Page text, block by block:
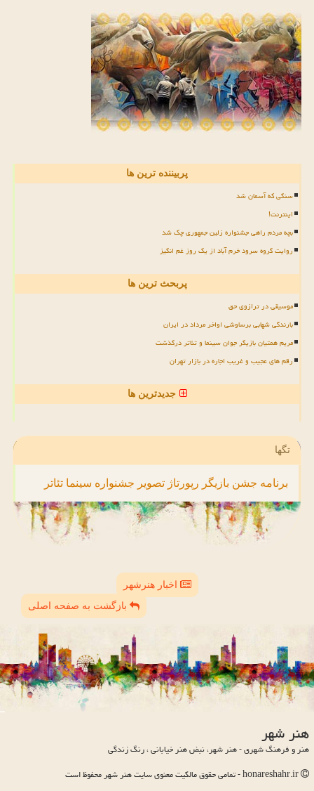
پربیننده ترین ها
سنگی که آسمان شد
اینترنت!
بچه مردم راهی جشنواره زلین جمهوری چک شد
روایت گروه سرود خرم آباد از یک روز غم انگیز
پربحث ترین ها
موسیقی در ترازوی حق
بارندگی شهابی برساوشی اواخر مرداد در ایران
مریم همتیان بازیگر جوان سینما و تئاتر درگذشت
رقم های عجیب و غریب اجاره در بازار تهران
جدیدترین ها
تگها
برنامه جشن بازیگر رپورتاژ تصویر جشنواره سینما تئاتر
اخبار هنرشهر
بازگشت به صفحه اصلی
هنر شهر
هنر و فرهنگ شهری - هنر شهر، نبض هنر خیابانی ، رنگ زندگی